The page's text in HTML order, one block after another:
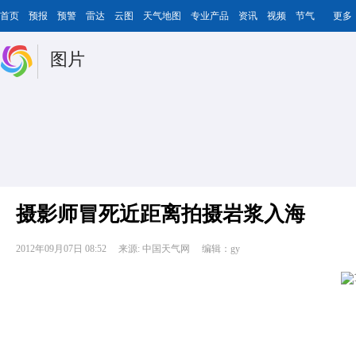
首页 预报 预警 雷达 云图 天气地图 专业产品 资讯 视频 节气 更多
图片
摄影师冒死近距离拍摄岩浆入海
2012年09月07日 08:52 来源: 中国天气网 编辑：gy